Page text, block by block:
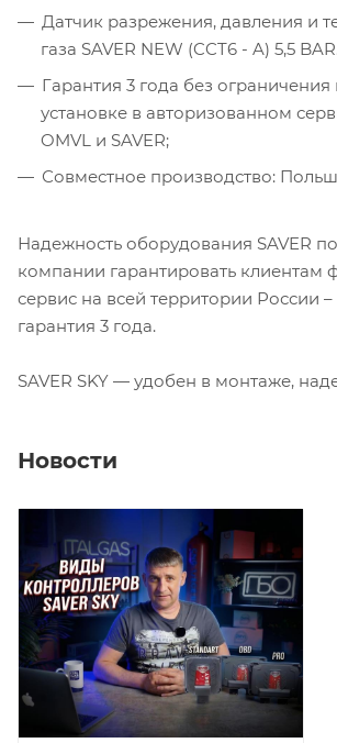
Датчик разрежения, давления и
газа SAVER NEW (CCT6 - A) 5,5
Гарантия 3 года без
установке в авторизованном
OMVL и SAVER;
Совместное производство:
Надежность оборудования SAVER
компании гарантировать клиентам
сервис на всей территории России
гарантия 3 года.
SAVER SKY — удобен в монтаже,
Новости